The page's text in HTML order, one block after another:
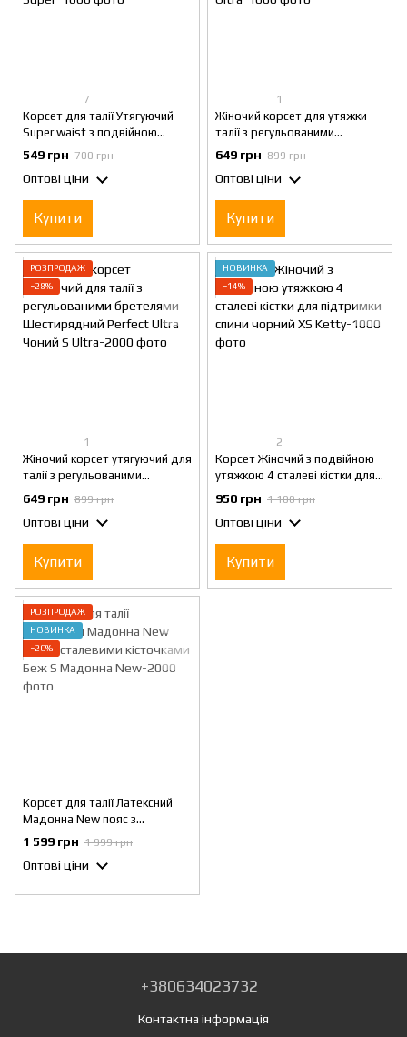
7
Корсет для талії Утягуючий
Super waist з подвійною
утяжкою для схуднення,
Чорний, XS
549 грн 700 грн
Оптові ціни
Купити
1
Жіночий корсет для утяжки
талії з регульованими
бретелями Шестирядний
Perfect Ultra S
649 грн 899 грн
Оптові ціни
Купити
РОЗПРОДАЖ
−28%
1
Жіночий корсет утягуючий для
талії з регульованими
бретелями Шестирядний
Perfect Ultra Чоний S
649 грн 899 грн
Оптові ціни
Купити
НОВИНКА
−14%
2
Корсет Жіночий з подвійною
утяжкою 4 сталеві кістки для
підтримки спини чорний XS
950 грн 1 100 грн
Оптові ціни
Купити
РОЗПРОДАЖ
НОВИНКА
−20%
Корсет для талії Латексний
Мадонна New пояс з
сталевими кісточками Беж S
1 599 грн 1 999 грн
Оптові ціни
+380634023732
Контактна інформація